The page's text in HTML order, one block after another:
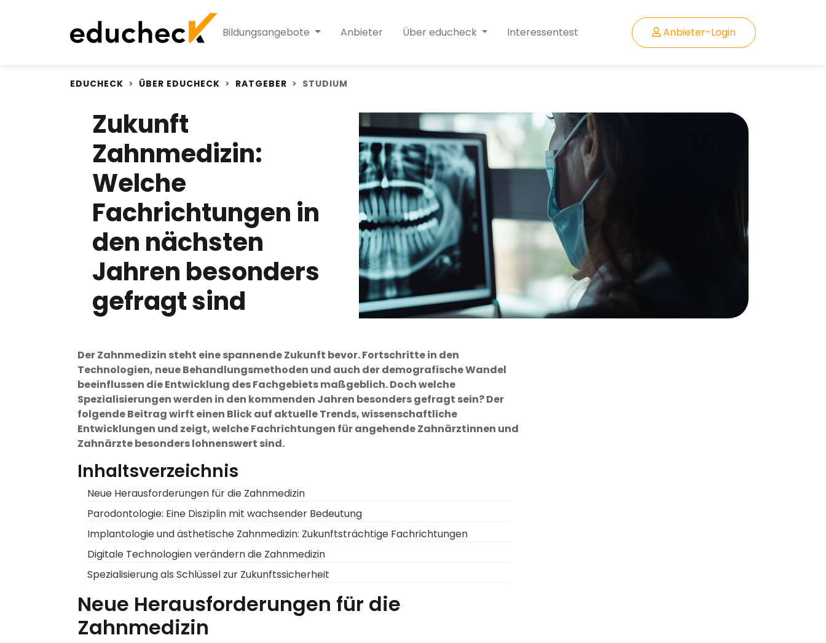
Bildungsangebote Anbieter Über educheck Interessentest Anbieter-Login
EDUCHECK ÜBER EDUCHECK RATGEBER STUDIUM
Zukunft
Zahnmedizin:
Welche
Fachrichtungen in
den nächsten
Jahren besonders
gefragt sind
Der Zahnmedizin steht eine spannende Zukunft bevor. Fortschritte in den
Technologien, neue Behandlungsmethoden und auch der demografische Wandel
beeinflussen die Entwicklung des Fachgebiets maßgeblich. Doch welche
Spezialisierungen werden in den kommenden Jahren besonders gefragt sein? Der
folgende Beitrag wirft einen Blick auf aktuelle Trends, wissenschaftliche
Entwicklungen und zeigt, welche Fachrichtungen für angehende Zahnärztinnen und
Zahnärzte besonders lohnenswert sind.
Inhaltsverzeichnis
Neue Herausforderungen für die Zahnmedizin
Parodontologie: Eine Disziplin mit wachsender Bedeutung
Implantologie und ästhetische Zahnmedizin: Zukunftsträchtige Fachrichtungen
Digitale Technologien verändern die Zahnmedizin
Spezialisierung als Schlüssel zur Zukunftssicherheit
Neue Herausforderungen für die
Zahnmedizin